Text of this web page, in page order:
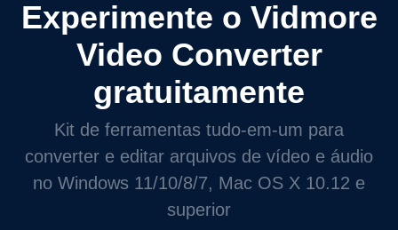
Experimente o Vidmore
Video Converter
gratuitamente
Kit de ferramentas tudo-em-um para
converter e editar arquivos de vídeo e áudio
no Windows 11/10/8/7, Mac OS X 10.12 e
superior